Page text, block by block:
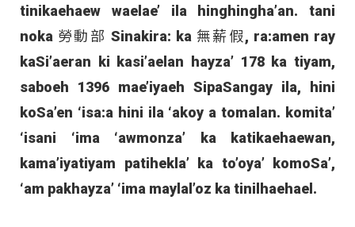
tinikaehaew waelae’ ila hinghingha’an. tani
noka 勞動部 Sinakira: ka 無薪假, ra:amen ray
kaSi’aeran ki kasi’aelan hayza’ 178 ka tiyam,
saboeh 1396 mae’iyaeh SipaSangay ila, hini
koSa’en ‘isa:a hini ila ‘akoy a tomalan. komita’
‘isani ‘ima ‘awmonza’ ka katikaehaewan,
kama’iyatiyam patihekla’ ka to’oya’ komoSa’,
‘am pakhayza’ ‘ima maylal’oz ka tinilhaehael.